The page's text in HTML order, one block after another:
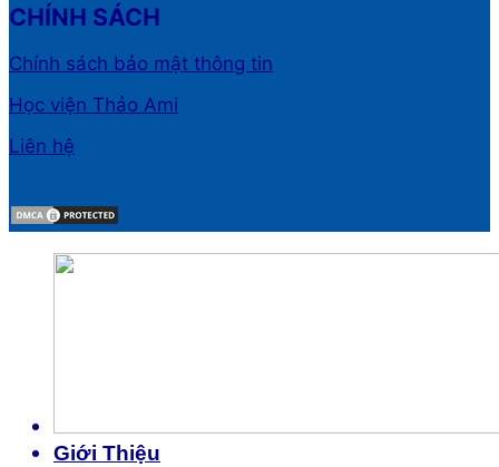
CHÍNH SÁCH
Chính sách bảo mật thông tin
Học viện Thảo Ami
Liên hệ
Giới Thiệu